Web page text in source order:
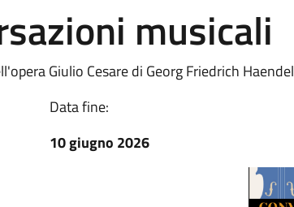
musicali
Giulio Cesare di Georg Friedrich Haendel
Data fine:
10 giugno 2026